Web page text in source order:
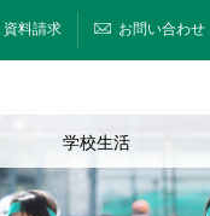
資料請求 お問い合わせ
学校生活